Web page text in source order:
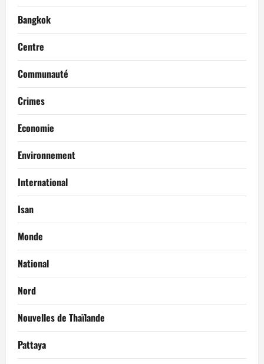
Bangkok
Centre
Communauté
Crimes
Economie
Environnement
International
Isan
Monde
National
Nord
Nouvelles de Thaïlande
Pattaya